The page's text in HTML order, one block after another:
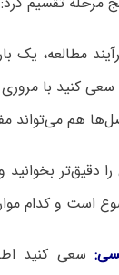
مطالعه، یک
سعی کنید با
هم می‌تواند
دقیق‌تر
و کدام
سعی کنید